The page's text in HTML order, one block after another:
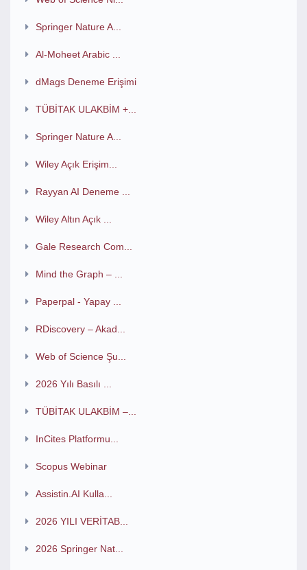
Springer Nature A...
Al-Moheet Arabic ...
dMags Deneme Erişimi
TÜBİTAK ULAKBİM +...
Springer Nature A...
Wiley Açık Erişim...
Rayyan AI Deneme ...
Wiley Altın Açık ...
Gale Research Com...
Mind the Graph – ...
Paperpal - Yapay ...
RDiscovery – Akad...
Web of Science Şu...
2026 Yılı Basılı ...
TÜBİTAK ULAKBİM –...
InCites Platformu...
Scopus Webinar
Assistin.AI Kulla...
2026 YILI VERİTAB...
2026 Springer Nat...